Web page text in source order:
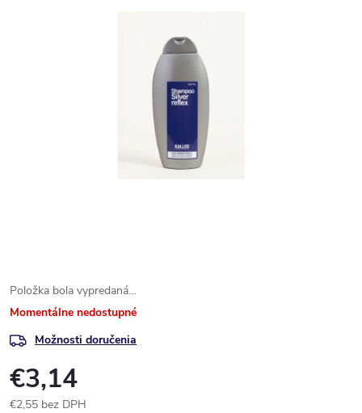
Položka bola vypredaná…
Momentálne nedostupné
Možnosti doručenia
€3,14
€2,55 bez DPH